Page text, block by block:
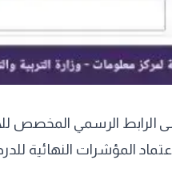
الرابط الرسمي المخصص
المؤشرات النهائية